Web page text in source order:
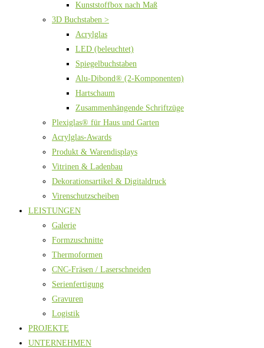
Kunststoffbox nach Maß
3D Buchstaben >
Acrylglas
LED (beleuchtet)
Spiegelbuchstaben
Alu-Dibond® (2-Komponenten)
Hartschaum
Zusammenhängende Schriftzüge
Plexiglas® für Haus und Garten
Acrylglas-Awards
Produkt & Warendisplays
Vitrinen & Ladenbau
Dekorationsartikel & Digitaldruck
Virenschutzscheiben
LEISTUNGEN
Galerie
Formzuschnitte
Thermoformen
CNC-Fräsen / Laserschneiden
Serienfertigung
Gravuren
Logistik
PROJEKTE
UNTERNEHMEN